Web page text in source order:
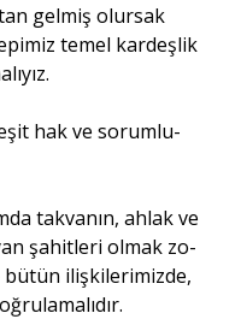
gelmiş olursak
temel kardeşlik
hak ve sorumlu­
takvanın, ahlak ve
şahitleri olmak zo­
bütün ilişkilerimizde,